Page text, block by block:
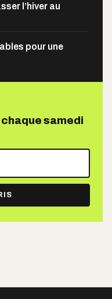
l’hiver au
pour une
samedi